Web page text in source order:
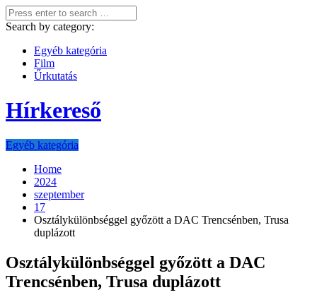
Search by category:
Egyéb kategória
Film
Űrkutatás
Hírkereső
Egyéb kategória
Home
2024
szeptember
17
Osztálykülönbséggel győzött a DAC Trencsénben, Trusa
duplázott
Osztálykülönbséggel győzött a DAC
Trencsénben, Trusa duplázott